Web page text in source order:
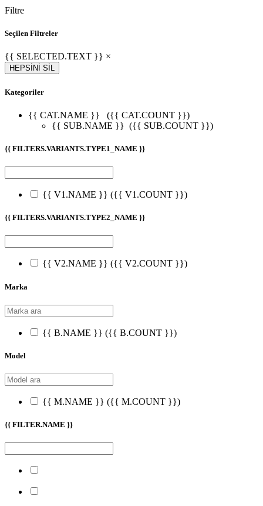
Filtre
Seçilen Filtreler
{{ SELECTED.TEXT }} ×
HEPSİNİ SİL
Kategoriler
{{ CAT.NAME }}
({{ CAT.COUNT }})
{{ SUB.NAME }} ({{ SUB.COUNT }})
{{ FILTERS.VARIANTS.TYPE1_NAME }}
{{ V1.NAME }} ({{ V1.COUNT }})
{{ FILTERS.VARIANTS.TYPE2_NAME }}
{{ V2.NAME }} ({{ V2.COUNT }})
Marka
{{ B.NAME }} ({{ B.COUNT }})
Model
{{ M.NAME }} ({{ M.COUNT }})
{{ FILTER.NAME }}